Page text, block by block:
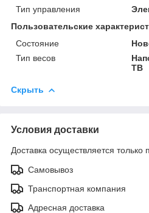
Тип управления
Пользовательские
Состояние
Тип весов
ТВ
Скрыть
Условия доставки
Доставка осуществляется только
Самовывоз
Транспортная компания
Адресная доставка